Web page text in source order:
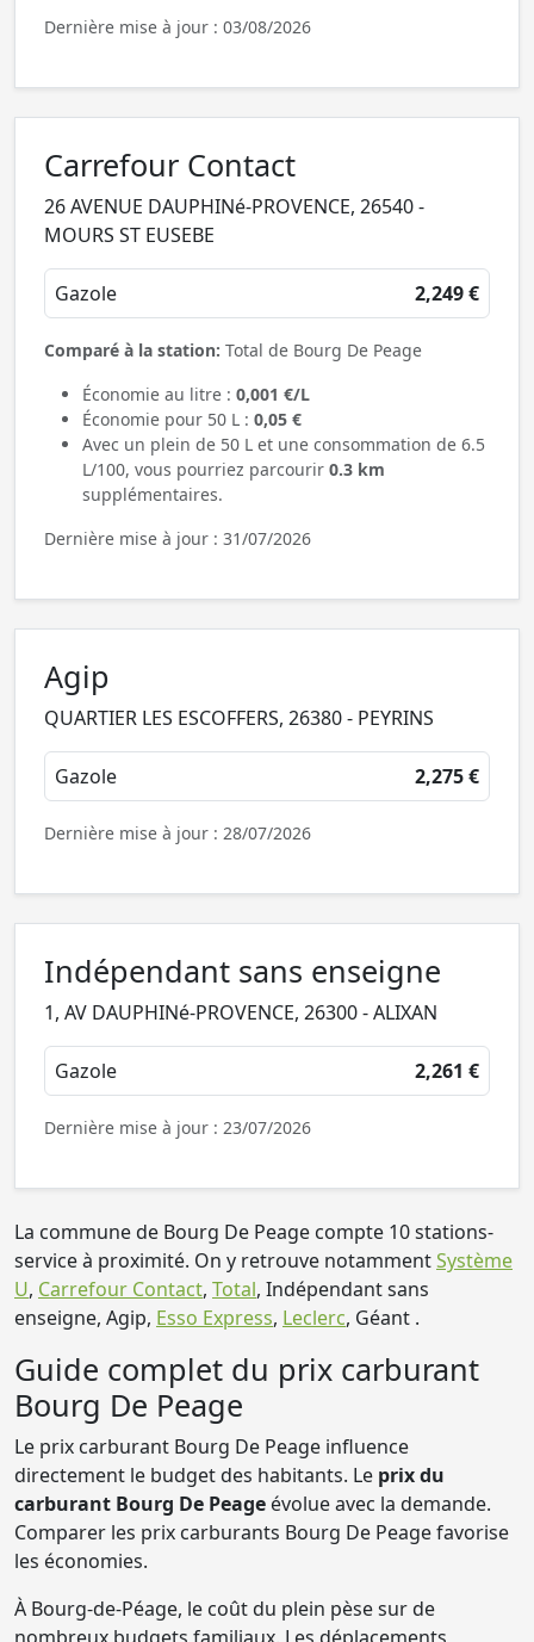
Dernière mise à jour : 03/08/2026
Carrefour Contact
26 AVENUE DAUPHINé-PROVENCE, 26540 -
MOURS ST EUSEBE
Gazole 2,249 €
Comparé à la station: Total de Bourg De Peage
Économie au litre : 0,001 €/L
Économie pour 50 L : 0,05 €
Avec un plein de 50 L et une consommation de 6.5
L/100, vous pourriez parcourir 0.3 km
supplémentaires.
Dernière mise à jour : 31/07/2026
Agip
QUARTIER LES ESCOFFERS, 26380 - PEYRINS
Gazole 2,275 €
Dernière mise à jour : 28/07/2026
Indépendant sans enseigne
1, AV DAUPHINé-PROVENCE, 26300 - ALIXAN
Gazole 2,261 €
Dernière mise à jour : 23/07/2026
La commune de Bourg De Peage compte 10 stations-
service à proximité. On y retrouve notammentSystème
U, Carrefour Contact, Total, Indépendant sans
enseigne, Agip, Esso Express, Leclerc, Géant .
Guide complet du prix carburant
Bourg De Peage
Le prix carburant Bourg De Peage influence
directement le budget des habitants. Le prix du
carburant Bourg De Peage évolue avec la demande.
Comparer les prix carburants Bourg De Peage favorise
les économies.
À Bourg-de-Péage, le coût du plein pèse sur de